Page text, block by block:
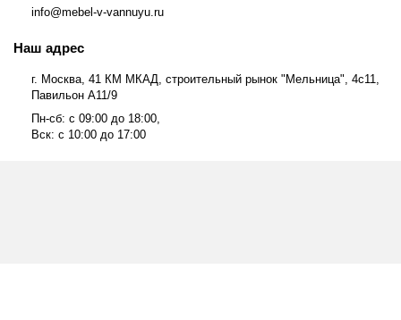
info@mebel-v-vannuyu.ru
Наш адрес
г. Москва, 41 КМ МКАД, строительный рынок "Мельница", 4с11,
Павильон А11/9
Пн-сб: с 09:00 до 18:00,
Вск: с 10:00 до 17:00